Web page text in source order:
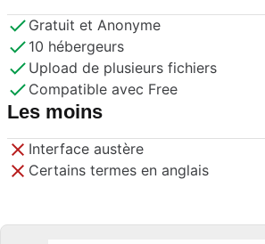
Gratuit et Anonyme
10 hébergeurs
Upload de plusieurs fichiers
Compatible avec Free
Les moins
Interface austère
Certains termes en anglais